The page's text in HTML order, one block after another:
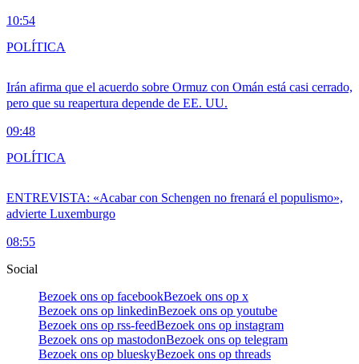
10:54
Irán afirma que el acuerdo sobre Ormuz con Omán está casi cerrado,
pero que su reapertura depende de EE. UU.
09:48
POLÍTICA
ENTREVISTA: «Acabar con Schengen no frenará el populismo»,
advierte Luxemburgo
08:55
POLÍTICA
Social
Bezoek ons op facebookBezoek ons op x
Bezoek ons op linkedinBezoek ons op youtube
Bezoek ons op rss-feedBezoek ons op instagram
Bezoek ons op mastodonBezoek ons op telegram
Bezoek ons op blueskyBezoek ons op threads